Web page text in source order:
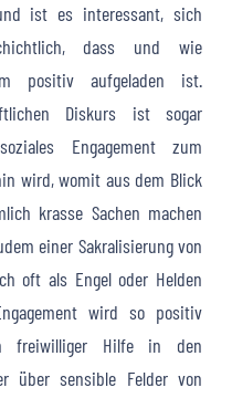
ist es interessant, sich
dass und wie
positiv aufgeladen ist.
Diskurs ist sogar
Engagement zum
wird, womit aus dem Blick
krasse Sachen machen
einer Sakralisierung von
oft als Engel oder Helden
wird so positiv
freiwilliger Hilfe in den
über sensible Felder von